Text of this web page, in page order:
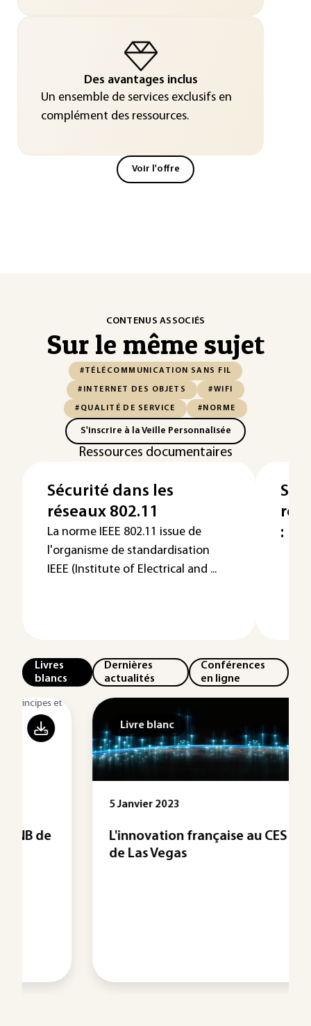
Des avantages inclus
Un ensemble de services exclusifs en
complément des ressources.
Voir l'offre
CONTENUS ASSOCIÉS
Sur le même sujet
#TÉLÉCOMMUNICATION SANS FIL
#INTERNET DES OBJETS #WIFI
#QUALITÉ DE SERVICE #NORME
S'inscrire à la Veille Personnalisée
Ressources documentaires
Sécurité dans les
réseaux 802.11
La norme IEEE 802.11 issue de
l'organisme de standardisation
IEEE (Institute of Electrical and ...
:
Livres
blancs
Dernières
actualités
Conférences
en ligne
Livre blanc
5 Janvier 2023
L'innovation française au CES 2023
de Las Vegas